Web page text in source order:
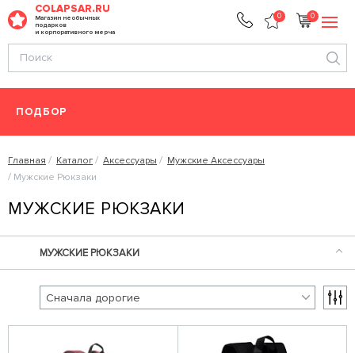
COLAPSAR.RU
Магазин необычных
подарков
и корпоративного мерча
0 0
ПОДБОР
Главная Каталог Аксессуары
Мужские Аксессуары
Мужские Рюкзаки
МУЖСКИЕ РЮКЗАКИ
МУЖСКИЕ РЮКЗАКИ